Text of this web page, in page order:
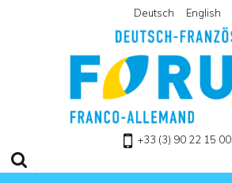
Retour à l'accueil
Deutsch English
+33 (3) 90 22 15 00